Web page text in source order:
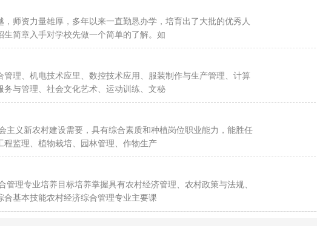
师资力量雄厚，多年以来一直勤恳办学，培育出了大批的优秀人
简章入手对学校先做一个简单的了解。如
理、机电技术应里、数控技术应用、服装制作与生产管理、计算
与管理、社会文化艺术、运动训练、文秘
义新农村建设需要，具有综合素质和种植岗位职业能力，能胜任
监理、植物栽培、园林管理、作物生产
理专业培养目标培养掌握具有农村经济管理、农村政策与法规、
基本技能农村经济综合管理专业主要课